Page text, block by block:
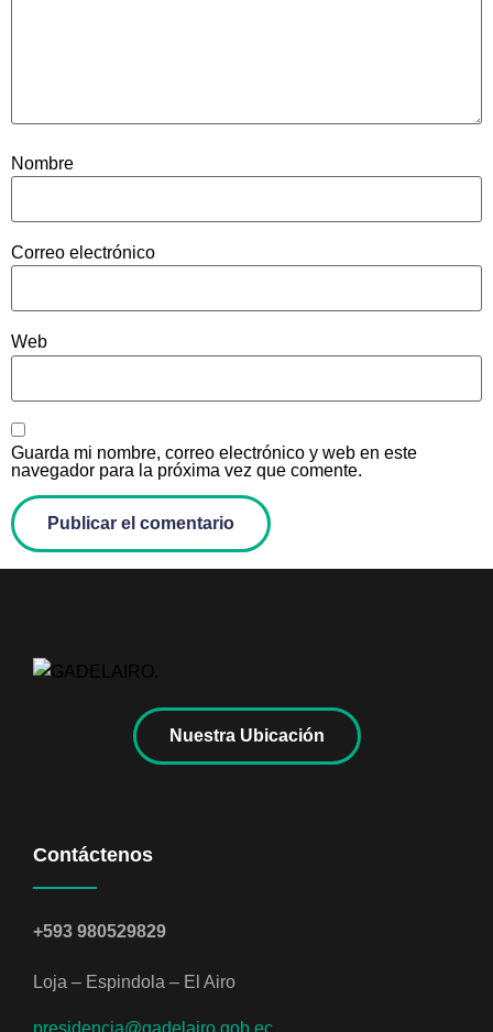
Nombre
Correo electrónico
Web
Guarda mi nombre, correo electrónico y web en este
navegador para la próxima vez que comente.
Nuestra Ubicación
Contáctenos
+593 980529829
Loja – Espindola – El Airo